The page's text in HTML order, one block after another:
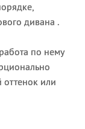
дивана .
по нему
или